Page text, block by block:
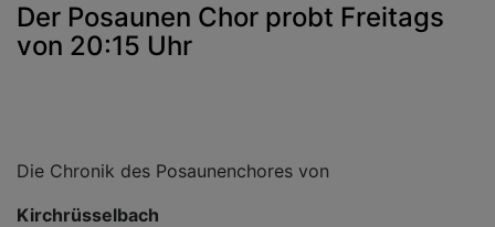
Der Posaunen Chor probt Freitags
von 20:15 Uhr
Die Chronik des Posaunenchores von
Kirchrüsselbach